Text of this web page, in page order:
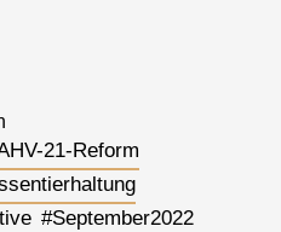
21-Reform
#September2022